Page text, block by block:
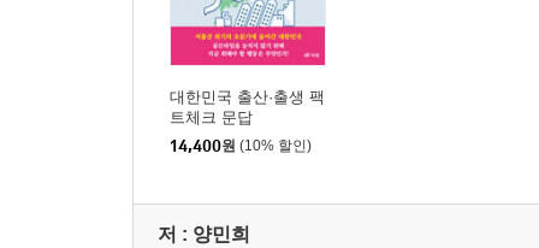
대한민국 출산·출생 팩
트체크 문답
14,400원 (10% 할인)
저 : 양민희